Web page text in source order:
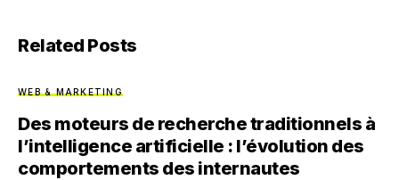
Related Posts
WEB & MARKETING
Des moteurs de recherche traditionnels à
l’intelligence artificielle : l’évolution des
comportements des internautes